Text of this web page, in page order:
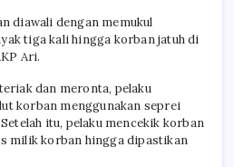
diawali dengan memukul
tiga kali hingga korban jatuh di
Ari.
dan meronta, pelaku
korban menggunakan seprei
itu, pelaku mencekik korban
milik korban hingga dipastikan